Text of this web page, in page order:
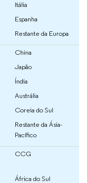
Itália
Espanha
Restante da Europa
China
Japão
Índia
Austrália
Coreia do Sul
Restante da Ásia-
Pacífico
CCG
África do Sul